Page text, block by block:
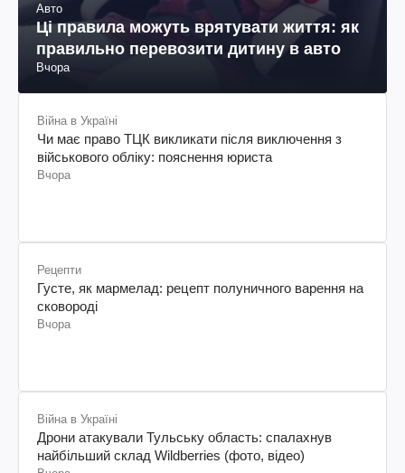
Авто
Ці правила можуть врятувати життя: як
правильно перевозити дитину в авто
Вчора
Війна в Україні
Чи має право ТЦК викликати після виключення з
військового обліку: пояснення юриста
Вчора
Рецепти
Густе, як мармелад: рецепт полуничного варення на
сковороді
Вчора
Війна в Україні
Дрони атакували Тульську область: спалахнув
найбільший склад Wildberries (фото, відео)